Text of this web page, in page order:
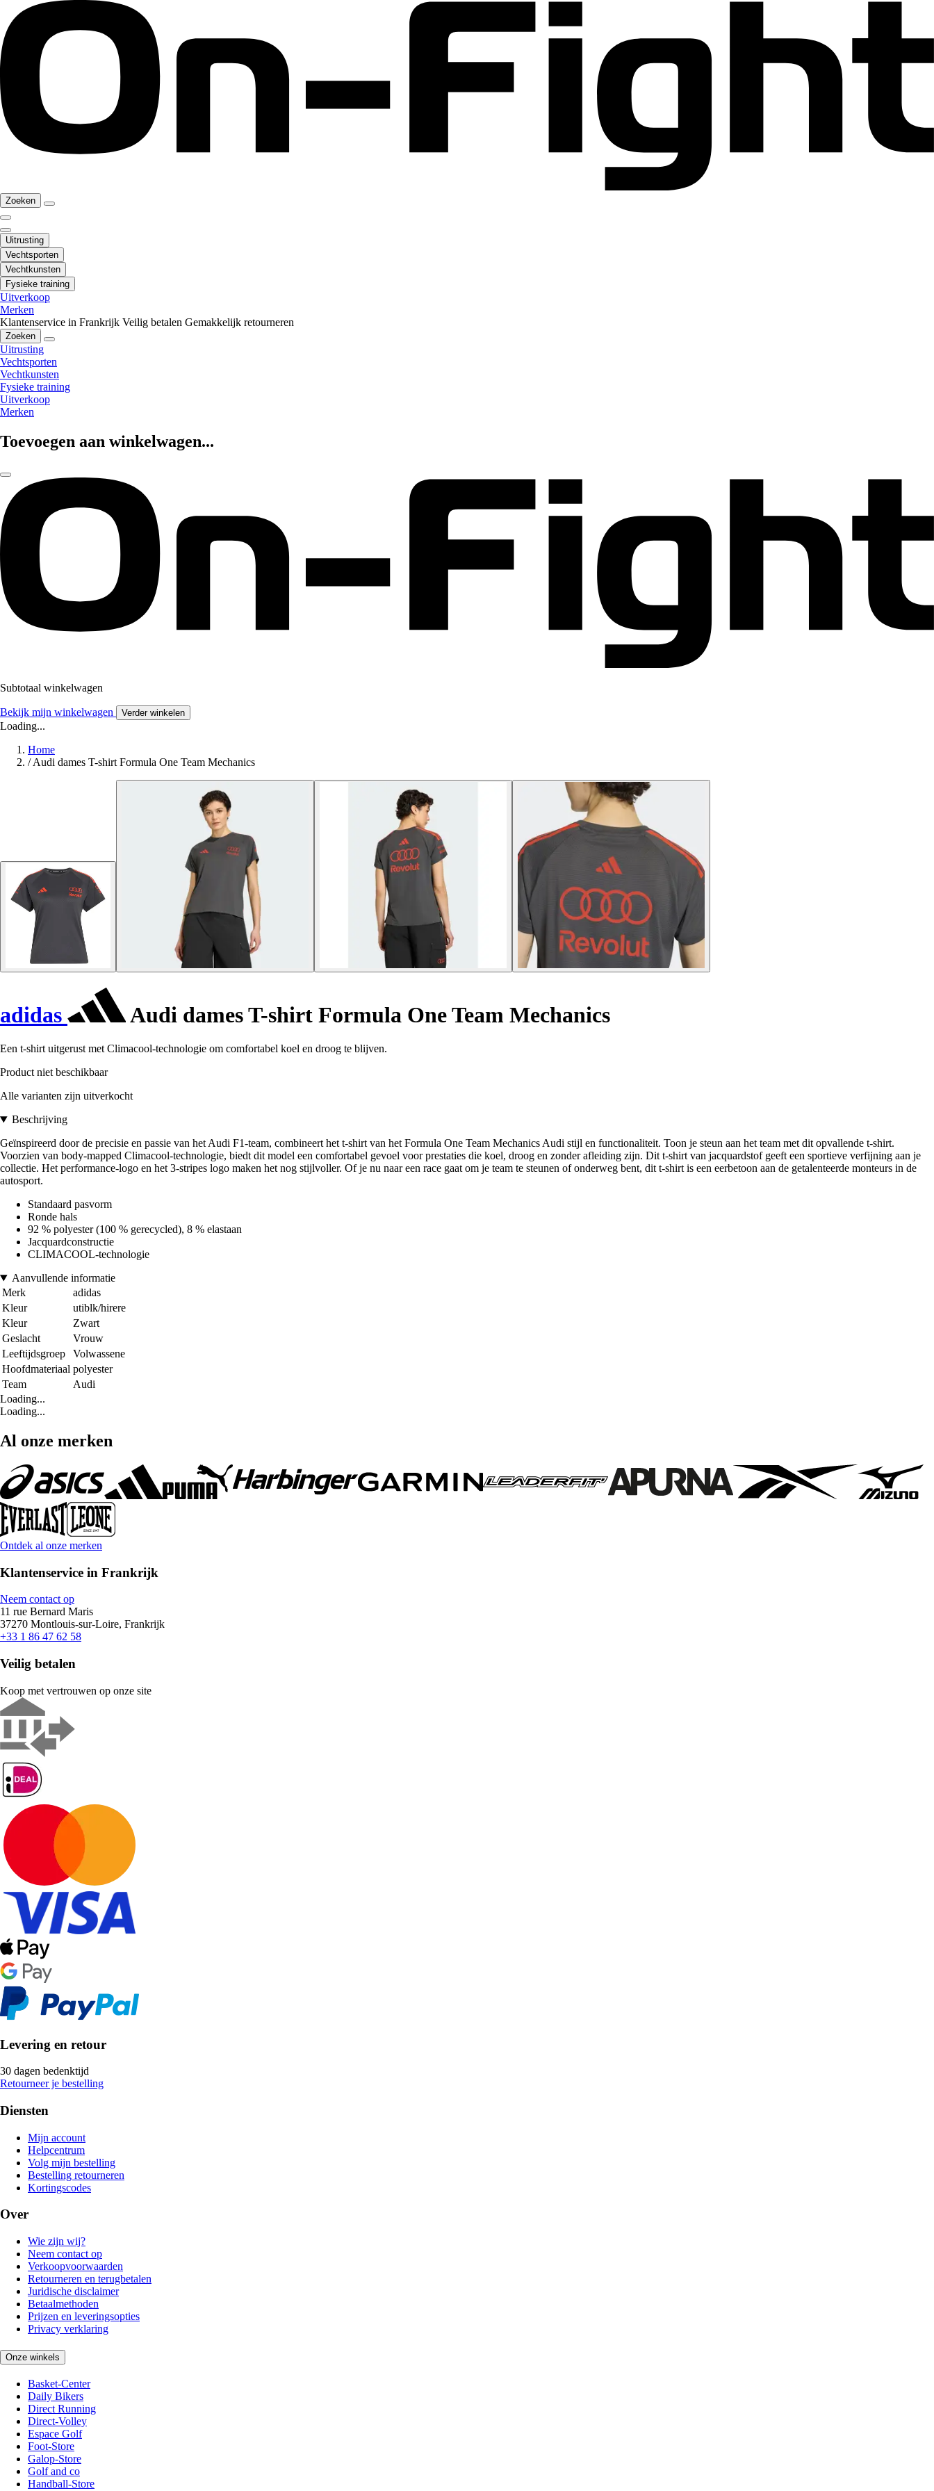
Zoeken
Uitrusting
Vechtsporten
Vechtkunsten
Fysieke training
Uitverkoop
Merken
Klantenservice in Frankrijk Veilig betalen Gemakkelijk retourneren
Zoeken
Uitrusting
Vechtsporten
Vechtkunsten
Fysieke training
Uitverkoop
Merken
Toevoegen aan winkelwagen...
Subtotaal winkelwagen
Bekijk mijn winkelwagen Verder winkelen
Loading...
Home
/ Audi dames T-shirt Formula One Team Mechanics
adidas Audi dames T-shirt Formula One Team Mechanics
Een t-shirt uitgerust met Climacool-technologie om comfortabel koel en droog te blijven.
Product niet beschikbaar
Alle varianten zijn uitverkocht
Beschrijving
Geïnspireerd door de precisie en passie van het Audi F1-team, combineert het t-shirt van het Formula One Team Mechanics Audi stijl en functionaliteit. Toon je steun aan het team met dit opvallende t-shirt.
Voorzien van body-mapped Climacool-technologie, biedt dit model een comfortabel gevoel voor prestaties die koel, droog en zonder afleiding zijn. Dit t-shirt van jacquardstof geeft een sportieve verfijning aan je
collectie. Het performance-logo en het 3-stripes logo maken het nog stijlvoller. Of je nu naar een race gaat om je team te steunen of onderweg bent, dit t-shirt is een eerbetoon aan de getalenteerde monteurs in de
autosport.
Standaard pasvorm
Ronde hals
92 % polyester (100 % gerecycled), 8 % elastaan
Jacquardconstructie
CLIMACOOL-technologie
Aanvullende informatie
Merk
adidas
Kleur
utiblk/hirere
Kleur
Zwart
Geslacht
Vrouw
Leeftijdsgroep
Volwassene
Hoofdmateriaal polyester
Team
Audi
Loading...
Loading...
Al onze merken
Ontdek al onze merken
Klantenservice in Frankrijk
Neem contact op
11 rue Bernard Maris
37270 Montlouis-sur-Loire, Frankrijk
+33 1 86 47 62 58
Veilig betalen
Koop met vertrouwen op onze site
Levering en retour
30 dagen bedenktijd
Retourneer je bestelling
Diensten
Mijn account
Helpcentrum
Volg mijn bestelling
Bestelling retourneren
Kortingscodes
Over
Wie zijn wij?
Neem contact op
Verkoopvoorwaarden
Retourneren en terugbetalen
Juridische disclaimer
Betaalmethoden
Prijzen en leveringsopties
Privacy verklaring
Onze winkels
Basket-Center
Daily Bikers
Direct Running
Direct-Volley
Espace Golf
Foot-Store
Galop-Store
Golf and co
Handball-Store